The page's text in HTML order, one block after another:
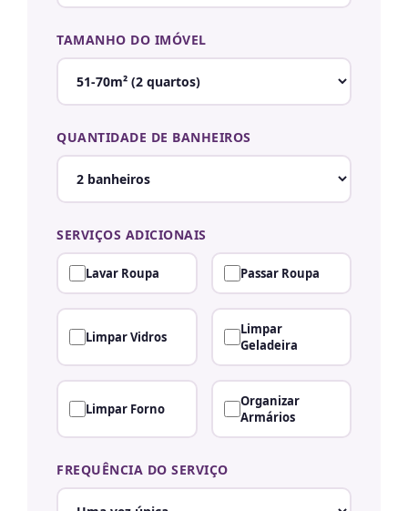
TAMANHO DO IMÓVEL
QUANTIDADE DE BANHEIROS
SERVIÇOS ADICIONAIS
Lavar Roupa Passar Roupa
Limpar Vidros
Limpar
Geladeira
Limpar Forno
Organizar
Armários
FREQUÊNCIA DO SERVIÇO